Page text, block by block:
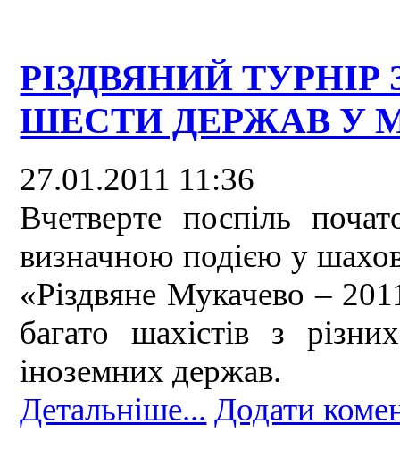
РІЗДВЯНИЙ ТУРНІР
ШЕСТИ ДЕРЖАВ У
27.01.2011 11:36
Вчетверте поспіль
визначною подією у
«Різдвяне Мукачево –
багато шахістів з
іноземних держав.
Детальніше... Додати